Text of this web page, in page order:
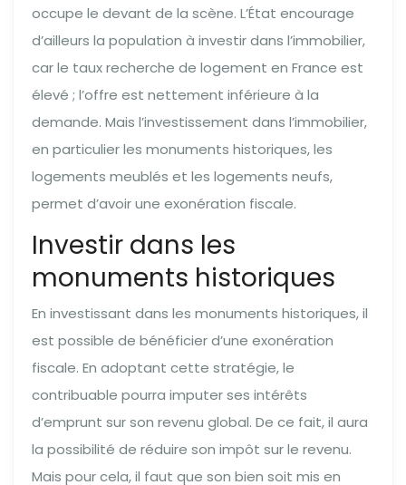
occupe le devant de la scène. L’État encourage
d’ailleurs la population à investir dans l’immobilier,
car le taux recherche de logement en France est
élevé ; l’offre est nettement inférieure à la
demande. Mais l’investissement dans l’immobilier,
en particulier les monuments historiques, les
logements meublés et les logements neufs,
permet d’avoir une exonération fiscale.
Investir dans les
monuments historiques
En investissant dans les monuments historiques, il
est possible de bénéficier d’une exonération
fiscale. En adoptant cette stratégie, le
contribuable pourra imputer ses intérêts
d’emprunt sur son revenu global. De ce fait, il aura
la possibilité de réduire son impôt sur le revenu.
Mais pour cela, il faut que son bien soit mis en